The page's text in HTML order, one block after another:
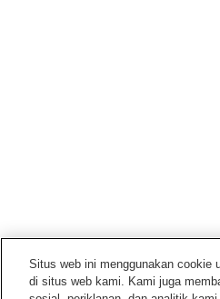
Situs web ini menggunakan cookie
di situs web kami. Kami juga